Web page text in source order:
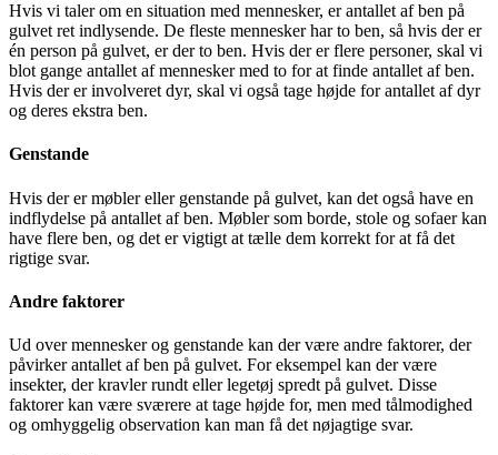
Hvis vi taler om en situation med mennesker, er antallet af ben på
gulvet ret indlysende. De fleste mennesker har to ben, så hvis der er
én person på gulvet, er der to ben. Hvis der er flere personer, skal vi
blot gange antallet af mennesker med to for at finde antallet af ben.
Hvis der er involveret dyr, skal vi også tage højde for antallet af dyr
og deres ekstra ben.
Genstande
Hvis der er møbler eller genstande på gulvet, kan det også have en
indflydelse på antallet af ben. Møbler som borde, stole og sofaer kan
have flere ben, og det er vigtigt at tælle dem korrekt for at få det
rigtige svar.
Andre faktorer
Ud over mennesker og genstande kan der være andre faktorer, der
påvirker antallet af ben på gulvet. For eksempel kan der være
insekter, der kravler rundt eller legetøj spredt på gulvet. Disse
faktorer kan være sværere at tage højde for, men med tålmodighed
og omhyggelig observation kan man få det nøjagtige svar.